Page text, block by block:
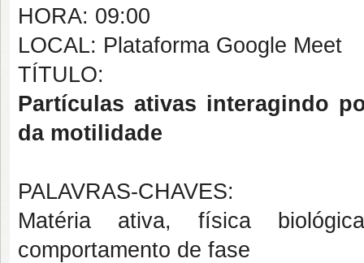
HORA: 09:00
LOCAL: Plataforma Google Meet
TÍTULO:
Partículas ativas interagindo
da motilidade
PALAVRAS-CHAVES:
Matéria ativa, física
comportamento de fase